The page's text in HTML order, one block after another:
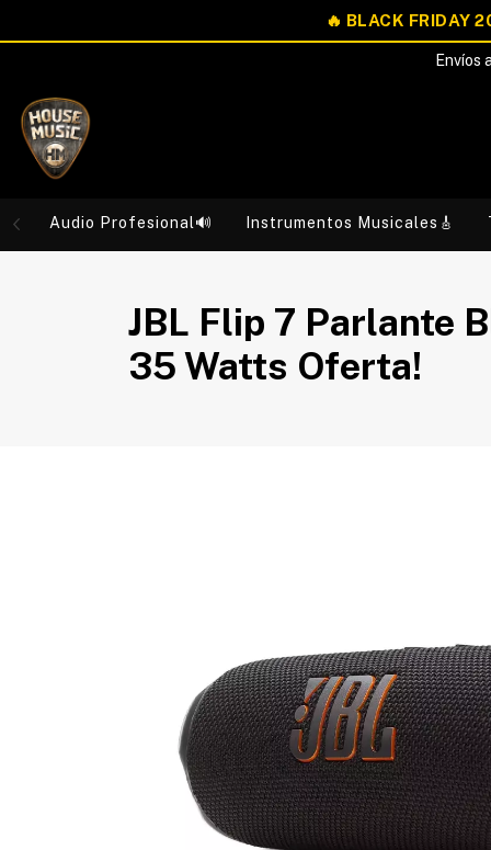
Envíos
Audio Profesional🔊 Instrumentos Musicales🎸
JBL Flip 7 Parlante
35 Watts Oferta!